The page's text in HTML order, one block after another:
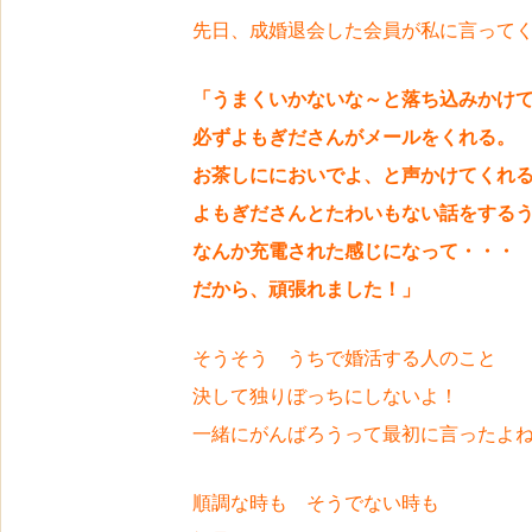
先日、成婚退会した会員が私に言って
「うまくいかないな～と落ち込みかけ
必ずよもぎださんがメールをくれる。
お茶しににおいでよ、と声かけてくれる
よもぎださんとたわいもない話をする
なんか充電された感じになって・・・
だから、頑張れました！」
そうそう うちで婚活する人のこと
決して独りぼっちにしないよ！
一緒にがんばろうって最初に言ったよね
順調な時も そうでない時も